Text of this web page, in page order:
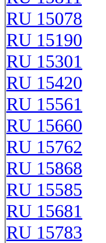
RU 15078
RU 15190
RU 15301
RU 15420
RU 15561
RU 15660
RU 15762
RU 15868
RU 15585
RU 15681
RU 15783